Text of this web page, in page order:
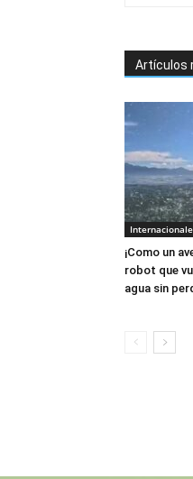
Artículos
¡Como un
robot que
agua sin